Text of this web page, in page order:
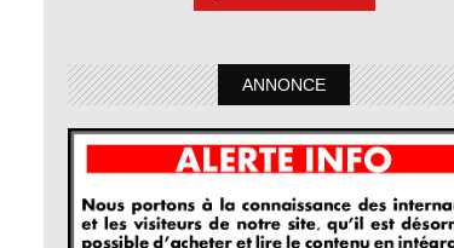
ANNONCE